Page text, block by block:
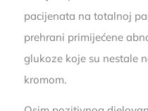
pacijenata na totalnoj
prehrani primijećene
glukoze koje su nestale
kromom.